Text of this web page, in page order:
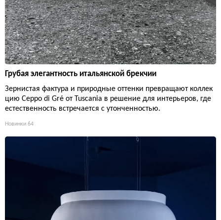
Грубая элегантность итальянской брекчии
Зернистая фактура и природные оттенки превращают коллек
цию Ceppo di Gré от Tuscania в решение для интерьеров, где
естественность встречается с утонченностью.
Новинки 64